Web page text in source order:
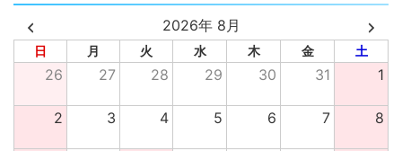
2026年 8月
日 月 火 水 木 金 土
26 27 28 29 30 31 1
2 3 4 5 6 7 8